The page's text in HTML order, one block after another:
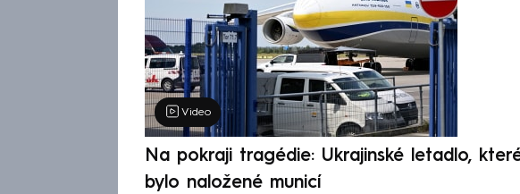
Video
Na pokraji tragédie: Ukrajinské letadlo,
bylo naložené municí